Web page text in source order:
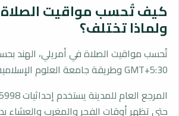
كيف تُحسب مواقيت الصلاة
ولماذا تختلف؟
تُحسب مواقيت الصلاة في أمريلي، الهند
GMT+5:30 وطريقة جامعة العلوم الإسلامية - كراتشي.
حتى تظهر أوقات الفجر والمغرب والعشاء